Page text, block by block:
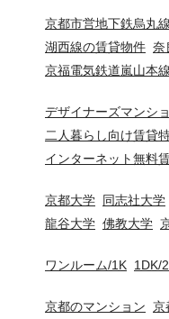
京都市営地下鉄烏丸
湖西線の賃貸物件 奈
京福電気鉄道嵐山本
デザイナーズマンシ
二人暮らし向け賃貸
インターネット無料
京都大学 同志社大学
龍谷大学 佛教大学
ワンルーム/1K 1DK/
京都のマンション 京